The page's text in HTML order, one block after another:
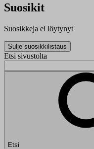
Suosikit
Suosikkeja ei löytynyt
Sulje suosikkilistaus
Etsi sivustolta
Etsi